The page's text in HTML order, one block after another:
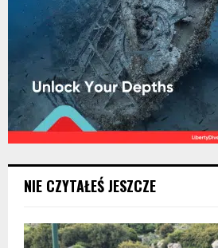
NIE CZYTAŁEŚ JESZCZE